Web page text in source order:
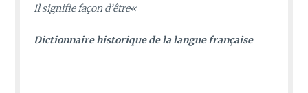
Il signifie façon d’être«
Dictionnaire historique de la langue française